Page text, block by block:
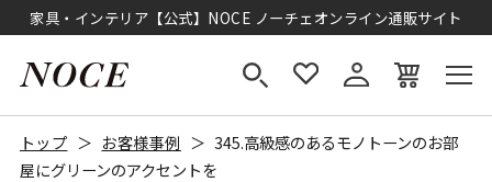
家具・インテリア【公式】NOCE ノーチェオンライン通販サイト
トップ お客様事例
345.高級感のあるモノトーンのお部
屋にグリーンのアクセントを